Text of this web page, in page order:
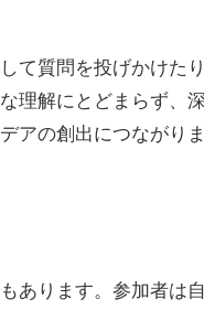
て質問を投げかけた
解にとどまらず、
アの創出につながりま
あります。参加者は